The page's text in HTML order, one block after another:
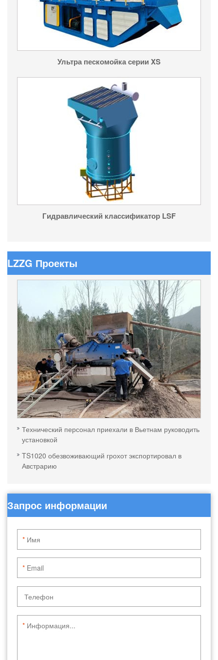
Ультра пескомойка серии XS
Гидравлический классификатор LSF
LZZG Проекты
Технический персонал приехали в Вьетнам руководить
установкой
TS1020 обезвоживающий грохот экспортировал в
Австрарию
Запрос информации
*
*
*